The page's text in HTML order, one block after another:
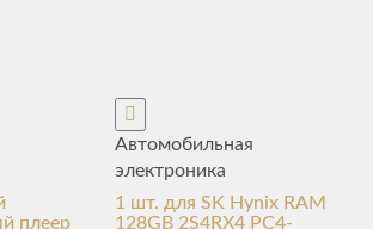
плеер
Автомобильная
электроника
1 шт. для SK Hynix RAM
128GB 2S4RX4 PC4-